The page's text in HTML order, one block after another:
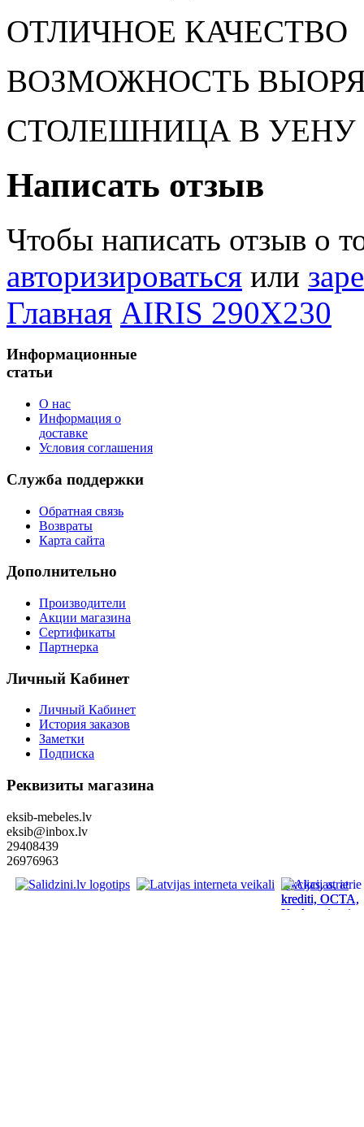
ОТЛИЧНОЕ КАЧЕСТВО
ВОЗМОЖНОСТЬ
СТОЛЕШНИЦА В УЕНУ
Написать отзыв
Чтобы написать отзыв о
авторизироваться или
Главная AIRIS 290X230
Информационные
статьи
О нас
Информация о
доставке
Условия соглашения
Служба поддержки
Обратная связь
Возвраты
Карта сайта
Дополнительно
Производители
Акции магазина
Сертификаты
Партнерка
Личный Кабинет
Личный Кабинет
История заказов
Заметки
Подписка
Реквизиты магазина
eksib-mebeles.lv
eksib@inbox.lv
29408439
26976963
Akcijas, atrie
krediti, OCTA,
Kasko,